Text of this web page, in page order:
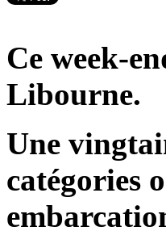
Ce week-
Libourne.
Une
catégories